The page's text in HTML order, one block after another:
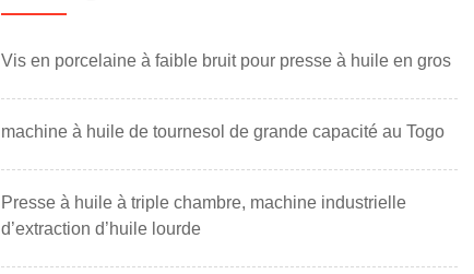
Vis en porcelaine à faible bruit pour presse à huile en gros
machine à huile de tournesol de grande capacité au Togo
Presse à huile à triple chambre, machine industrielle
d’extraction d’huile lourde